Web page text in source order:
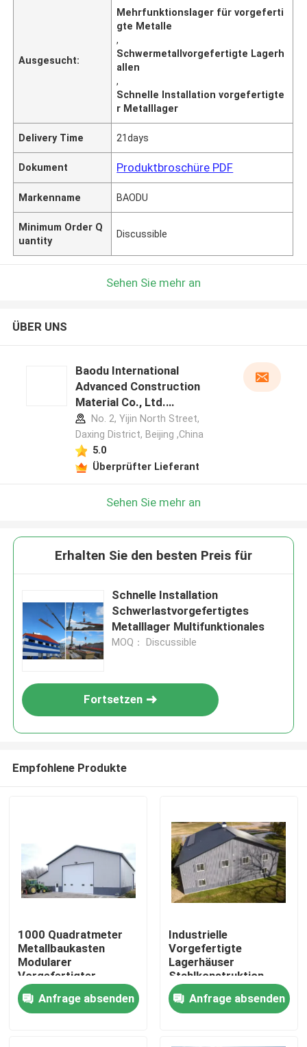
Haus
Produkte
Ausgesucht:
Mehrfunktionslager für vorgeferti
gte Metalle
,
Schwermetallvorgefertigte Lagerh
allen
,
Schnelle Installation vorgefertigte
r Metalllager
Delivery Time 21days
Dokument Produktbroschüre PDF
Markenname BAODU
Minimum Order Q
uantity
Discussible
Sehen Sie mehr an
ÜBER UNS
Baodu International
Advanced Construction
Material Co., Ltd.
Herstellerprofil
No. 2, Yijin North Street,
Daxing District, Beijing ,China
5.0
Überprüfter Lieferant
Sehen Sie mehr an
Erhalten Sie den besten Preis für
Schnelle Installation
Schwerlastvorgefertigtes
Metalllager Multifunktionales
MOQ： Discussible
Fortsetzen
Empfohlene Produkte
1000 Quadratmeter
Metallbaukasten
Modularer
Vorgefertigter
Bürogebäude
Handelswerkstatt
Fertigung CE
Anfrage absenden
Industrielle
Vorgefertigte
Lagerhäuser
Stahlkonstruktion
Gebäude Niedrige
Kosten Moderne
Verzinkte Schnelle
Anfrage absenden